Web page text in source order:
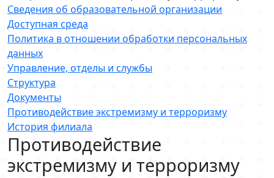
Сведения об образовательной организации
Доступная среда
Политика в отношении обработки персональных
данных
Управление, отделы и службы
Структура
Документы
Противодействие экстремизму и терроризму
История филиала
Противодействие
экстремизму и терроризму